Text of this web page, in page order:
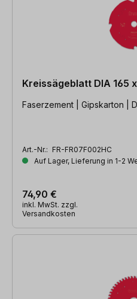
Kreissägeblatt DIA 165
Faserzement | Gipskarton |
Art.-Nr.: FR-FR07F002HC
Auf Lager, Lieferung in 1-2
74,90 €
inkl. MwSt. zzgl.
Versandkosten